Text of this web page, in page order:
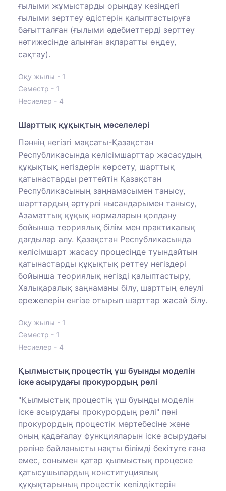
ғылыми жұмыстарды орындау кезіндегі
ғылыми зерттеу әдістерін қалыптастыруға
бағытталған (ғылыми әдебиеттерді зерттеу
нәтижесінде алынған ақпаратты өңдеу,
сақтау).
Оқу жылы - 1
Семестр - 1
Несиелер - 4
Шарттық құқықтың мәселелері
Пәннің негізгі мақсаты-Қазақстан
Республикасында келісімшарттар жасасудың
құқықтық негіздерін көрсету, шарттық
қатынастарды реттейтін Қазақстан
Республикасының заңнамасымен танысу,
шарттардың әртүрлі нысандарымен танысу,
Азаматтық құқық нормаларын қолдану
бойынша теориялық білім мен практикалық
дағдылар алу. Қазақстан Республикасында
келісімшарт жасасу процесінде туындайтын
қатынастарды құқықтық реттеу негіздері
бойынша теориялық негізді қалыптастыру,
Халықаралық заңнаманы білу, шарттың елеулі
ережелерін енгізе отырып шарттар жасай білу.
Оқу жылы - 1
Семестр - 1
Несиелер - 4
Қылмыстық процестің үш буынды моделін
іске асырудағы прокурордың рөлі
"Қылмыстық процестің үш буынды моделін
іске асырудағы прокурордың рөлі" пәні
прокурордың процестік мәртебесіне және
оның қадағалау функцияларын іске асырудағы
рөліне байланысты нақты білімді бекітуге ғана
емес, сонымен қатар қылмыстық процеске
қатысушылардың конституциялық
құқықтарының процестік кепілдіктерін